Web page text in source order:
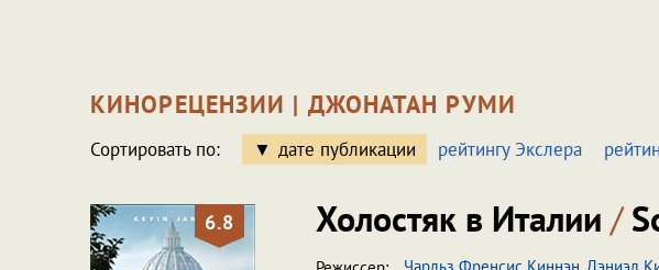
КИНОРЕЦЕНЗИИ | ДЖОНАТАН РУМИ
Сортировать по: дате публикации рейтингу Экслера
6.8 Холостяк в Италии /